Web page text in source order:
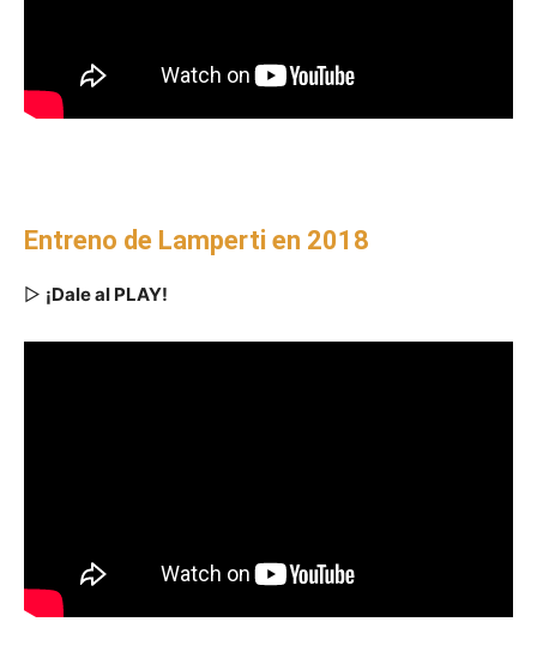
Entreno de Lamperti en 2018
▷ ¡Dale al PLAY!